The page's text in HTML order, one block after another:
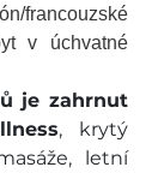
francouzské
v úchvatné
je zahrnut
, krytý
letní